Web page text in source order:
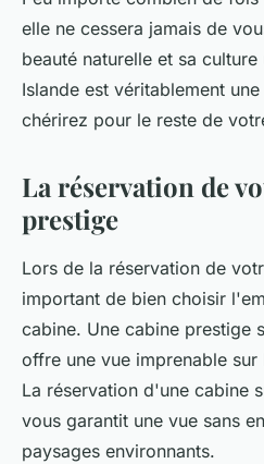
elle ne cessera jamais de
beauté naturelle et sa
Islande est véritablement
chérirez pour le reste de
La réservation de
prestige
Lors de la réservation de
important de bien choisir
cabine. Une cabine prestige
offre une vue imprenable sur
La réservation d'une cabine
vous garantit une vue sans
paysages environnants.